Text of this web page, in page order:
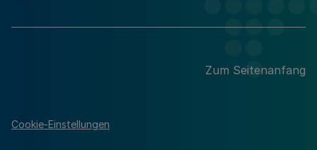
Zum Seitenanfang
Cookie-Einstellungen